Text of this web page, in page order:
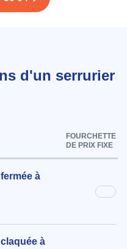
d'un serrurier
FOURCHETTE
DE PRIX FIXE
à
à